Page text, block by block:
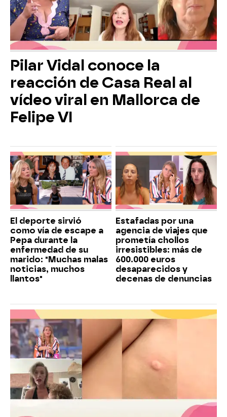
Pilar Vidal conoce la
reacción de Casa Real al
vídeo viral en Mallorca de
Felipe VI
El deporte sirvió
como vía de escape a
Pepa durante la
enfermedad de su
marido: "Muchas malas
noticias, muchos
llantos"
Estafadas por una
agencia de viajes que
prometía chollos
irresistibles: más de
600.000 euros
desaparecidos y
decenas de denuncias